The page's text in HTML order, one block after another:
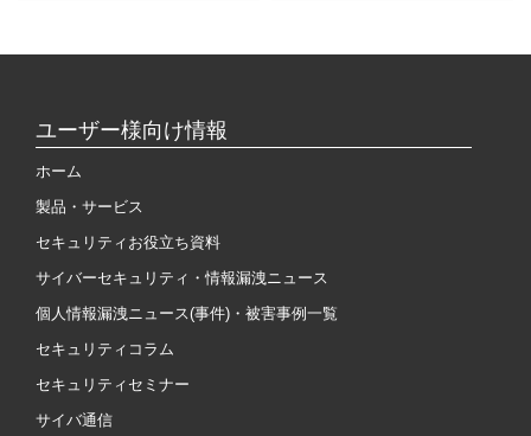
ユーザー様向け情報
ホーム
製品・サービス
セキュリティお役立ち資料
サイバーセキュリティ・情報漏洩ニュース
個人情報漏洩ニュース(事件)・被害事例一覧
セキュリティコラム
セキュリティセミナー
サイバ通信